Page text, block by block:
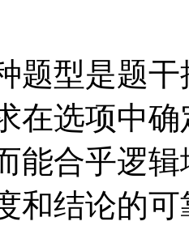
型是题干
在选项中
能合乎逻
和结论的